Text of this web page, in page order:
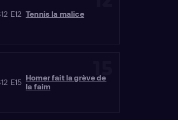
E12 Tennis la malice
15
E15 Homer fait la grève de
la faim